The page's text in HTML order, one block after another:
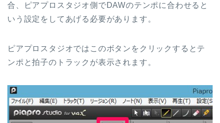
合、ピアプロスタジオ側でDAWのテンポに合わせると
いう設定をしてあげる必要があります。
ピアプロスタジオではこのボタンをクリックするとテ
ンポと拍子のトラックが表示されます。